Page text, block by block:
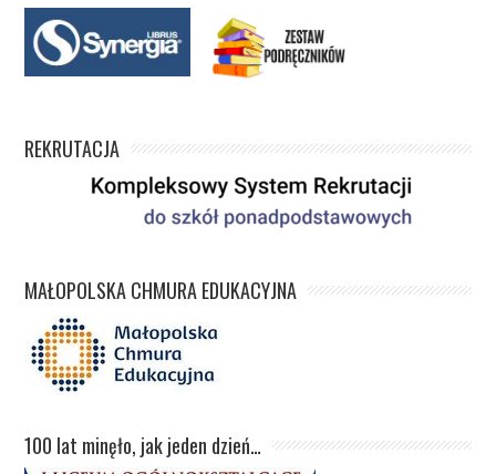
REKRUTACJA
MAŁOPOLSKA CHMURA EDUKACYJNA
100 lat minęło, jak jeden dzień…